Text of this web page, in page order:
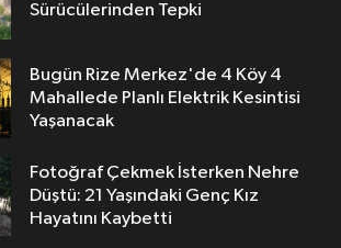
Sürücülerinden Tepki
Bugün Rize Merkez'de 4 Köy 4
Mahallede Planlı Elektrik Kesintisi
Yaşanacak
Fotoğraf Çekmek İsterken Nehre
Düştü: 21 Yaşındaki Genç Kız
Hayatını Kaybetti